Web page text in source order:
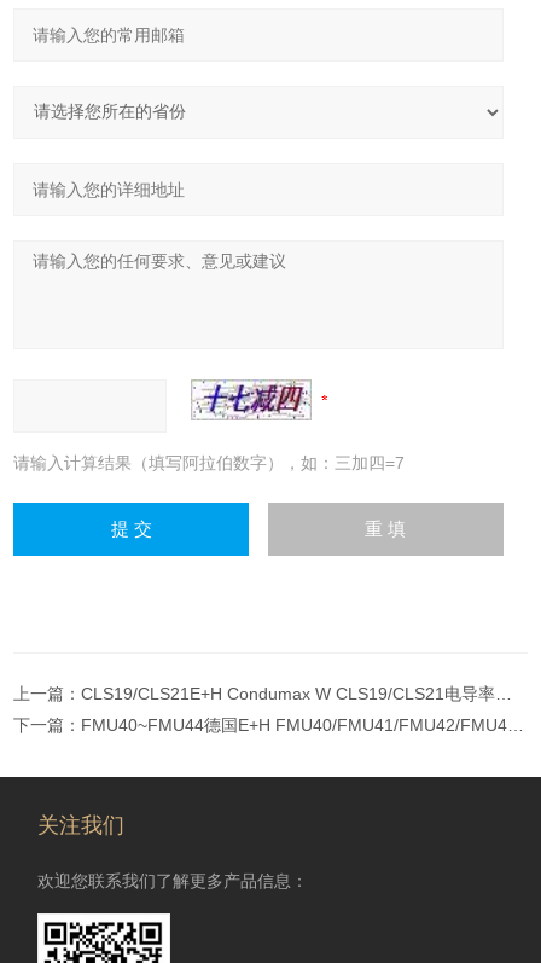
请输入计算结果（填写阿拉伯数字），如：三加四=7
上一篇：CLS19/CLS21E+H Condumax W CLS19/CLS21电导率电极
下一篇： FMU40~FMU44德国E+H FMU40/FMU41/FMU42/FMU43/FMU44超声波液位计
关注我们
欢迎您联系我们了解更多产品信息：